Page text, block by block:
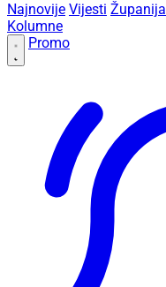
Najnovije Vijesti Županija
Kolumne
Promo